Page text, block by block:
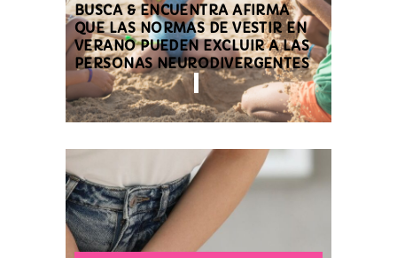
BUSCA & ENCUENTRA AFIRMA
QUE LAS NORMAS DE VESTIR EN
VERANO PUEDEN EXCLUIR A LAS
PERSONAS NEURODIVERGENTES